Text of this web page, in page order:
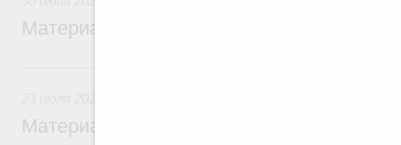
Материалы к заседанию Правительства
Материалы к заседанию Правительства